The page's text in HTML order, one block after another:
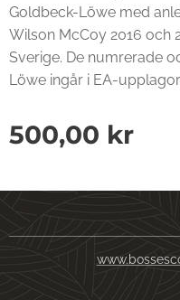
Goldbeck-Löwe med
Wilson McCoy 2016 och
Sverige. De numrerade
Löwe ingår i EA-
500,00 kr